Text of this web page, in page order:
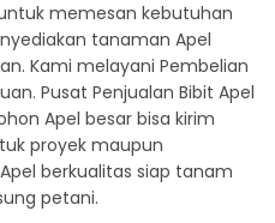
memesan kebutuhan
tanaman Apel
Kami melayani Pembelian
Pusat Penjualan Bibit Apel
Apel besar bisa kirim
proyek maupun
berkualitas siap tanam
petani.